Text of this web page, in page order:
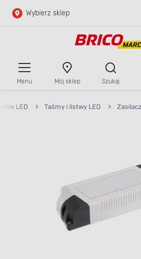
Przejdź do głównej zawartości
Wybierz sklep
Menu Mój sklep Szukaj
LED > Taśmy i listwy LED >